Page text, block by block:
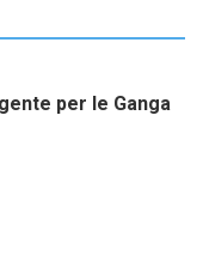
per le Ganga